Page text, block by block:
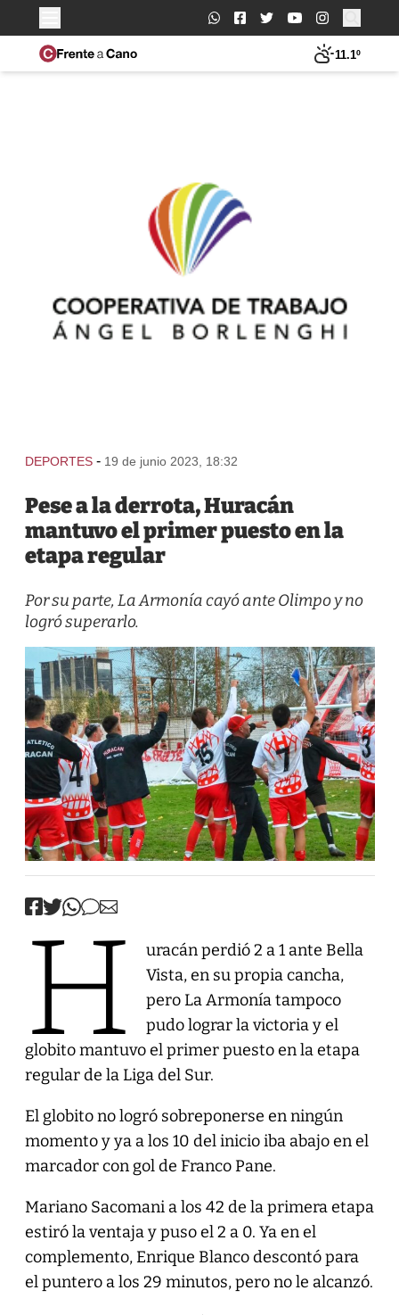
Buscar:
11.1º
DEPORTES - 19 de junio 2023, 18:32
Pese a la derrota, Huracán
mantuvo el primer puesto en la
etapa regular
Por su parte, La Armonía cayó ante Olimpo y no
logró superarlo.
H
uracán perdió 2 a 1 ante Bella
Vista, en su propia cancha,
pero La Armonía tampoco
pudo lograr la victoria y el
globito mantuvo el primer puesto en la etapa
regular de la Liga del Sur.
El globito no logró sobreponerse en ningún
momento y ya a los 10 del inicio iba abajo en el
marcador con gol de Franco Pane.
Mariano Sacomani a los 42 de la primera etapa
estiró la ventaja y puso el 2 a 0. Ya en el
complemento, Enrique Blanco descontó para
el puntero a los 29 minutos, pero no le alcanzó.